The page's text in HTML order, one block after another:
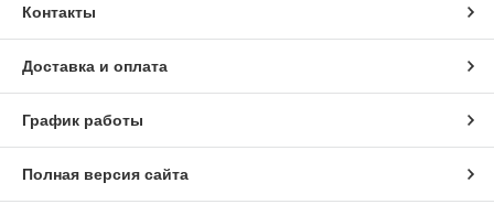
Контакты
Доставка и оплата
График работы
Полная версия сайта